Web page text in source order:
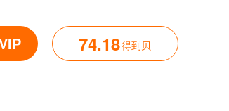
74.18得到贝